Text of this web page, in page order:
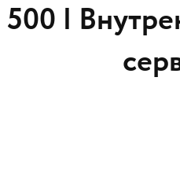
500 |